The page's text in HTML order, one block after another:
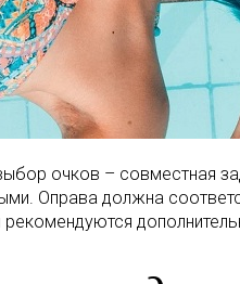
очков – совместная
Оправа должна
рекомендуются